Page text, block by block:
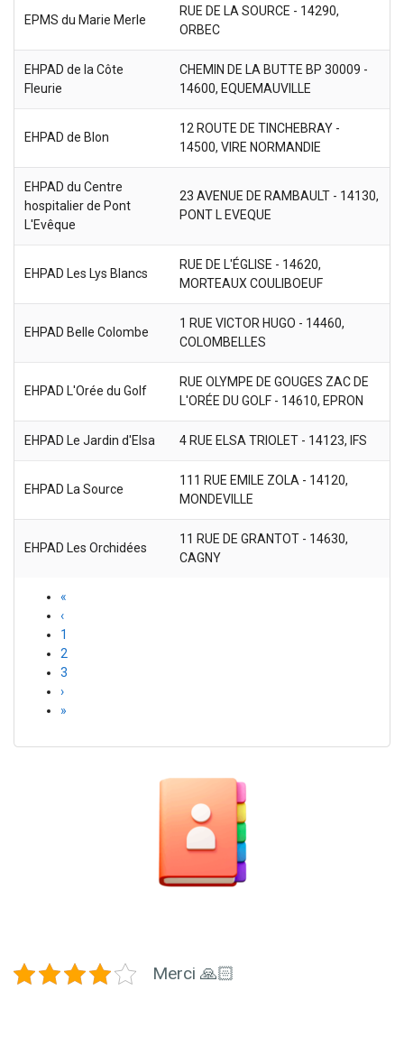
EPMS du Marie Merle
RUE DE LA SOURCE - 14290,
ORBEC
EHPAD de la Côte
Fleurie
CHEMIN DE LA BUTTE BP 30009 -
14600, EQUEMAUVILLE
EHPAD de Blon
12 ROUTE DE TINCHEBRAY -
14500, VIRE NORMANDIE
EHPAD du Centre
hospitalier de Pont
L'Evêque
23 AVENUE DE RAMBAULT - 14130,
PONT L EVEQUE
EHPAD Les Lys Blancs
RUE DE L'ÉGLISE - 14620,
MORTEAUX COULIBOEUF
EHPAD Belle Colombe
1 RUE VICTOR HUGO - 14460,
COLOMBELLES
EHPAD L'Orée du Golf
RUE OLYMPE DE GOUGES ZAC DE
L'ORÉE DU GOLF - 14610, EPRON
EHPAD Le Jardin d'Elsa 4 RUE ELSA TRIOLET - 14123, IFS
EHPAD La Source
111 RUE EMILE ZOLA - 14120,
MONDEVILLE
EHPAD Les Orchidées
11 RUE DE GRANTOT - 14630,
CAGNY
«
‹
1
2
3
›
»
Merci 🙏🏻